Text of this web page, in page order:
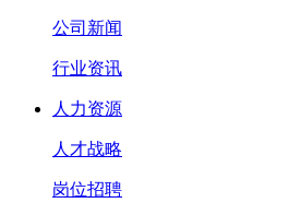
公司新闻
行业资讯
人力资源
人才战略
岗位招聘